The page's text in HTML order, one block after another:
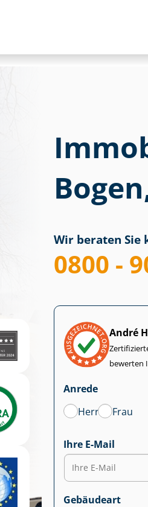
Wir beraten Sie
0800 -
André
bewerten
Anrede
Herr
Frau
Ihre E-Mail
Gebäudeart